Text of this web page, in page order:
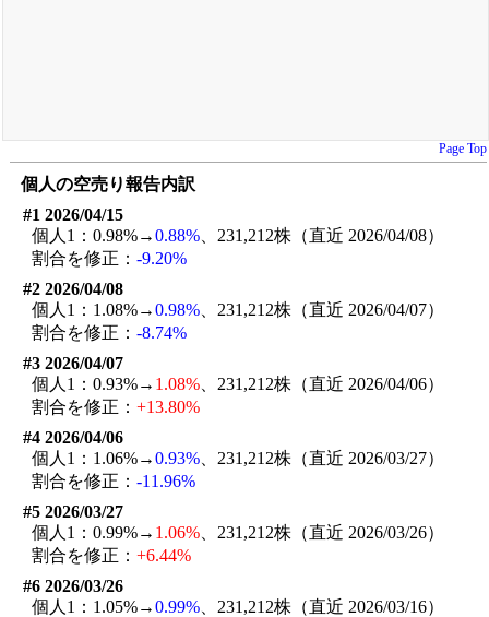
Page Top
個人の空売り報告内訳
#1 2026/04/15
個人1：0.98%→0.88% 、231,212株（直近 2026/04/08）
割合を修正：-9.20%
#2 2026/04/08
個人1：1.08%→0.98% 、231,212株（直近 2026/04/07）
割合を修正：-8.74%
#3 2026/04/07
個人1：0.93%→ 1.08% 、231,212株（直近 2026/04/06）
割合を修正：+13.80%
#4 2026/04/06
個人1：1.06%→0.93% 、231,212株（直近 2026/03/27）
割合を修正：-11.96%
#5 2026/03/27
個人1：0.99%→ 1.06% 、231,212株（直近 2026/03/26）
割合を修正：+6.44%
#6 2026/03/26
個人1：1.05%→0.99% 、231,212株（直近 2026/03/16）